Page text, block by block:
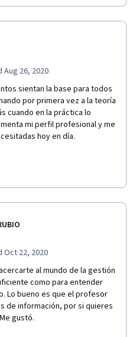
Aug 26, 2020
sientan la base para todos
por primera vez a la teoría
cuando en la práctica lo
mi perfil profesional y me
hoy en día.
Oct 22, 2020
al mundo de la gestión
como para entender
Lo bueno es que el profesor
de información, por si quieres
gustó.